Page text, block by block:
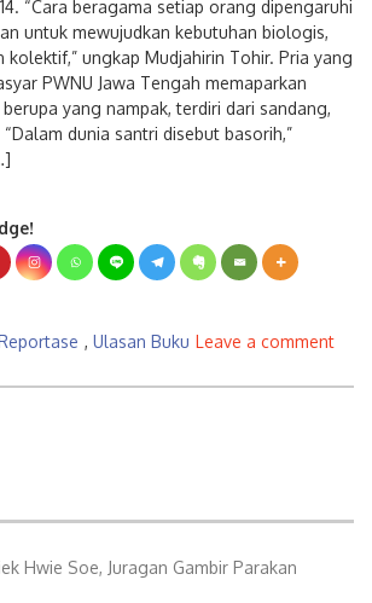
“Cara beragama setiap orang dipengaruhi
untuk mewujudkan kebutuhan biologis,
kolektif,” ungkap Mudjahirin Tohir. Pria yang
PWNU Jawa Tengah memaparkan
berupa yang nampak, terdiri dari sandang,
dunia santri disebut basorih,”
Reportase ,
Hwie Soe, Juragan Gambir Parakan